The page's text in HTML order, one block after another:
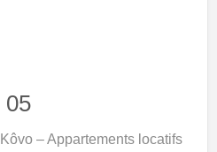
05
– Appartements locatifs